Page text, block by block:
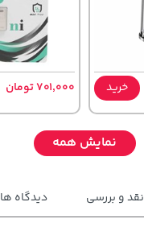
خرید 701,000 تومان
نمایش همه
نقد و بررسی دیدگاه ها